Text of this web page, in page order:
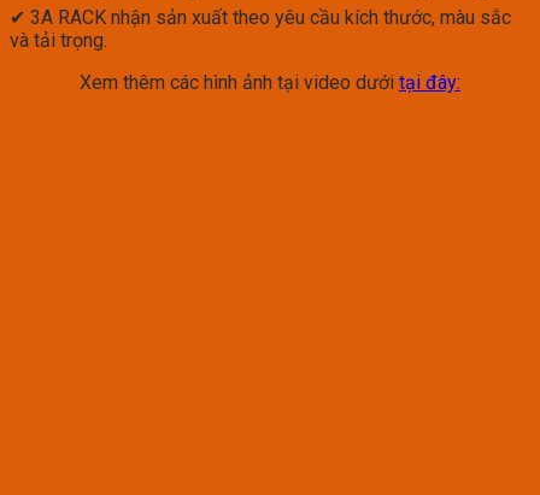
✔ 3A RACK nhận sản xuất theo yêu cầu kích thước, màu sắc
và tải trọng.
Xem thêm các hình ảnh tại video dưới tại đây: